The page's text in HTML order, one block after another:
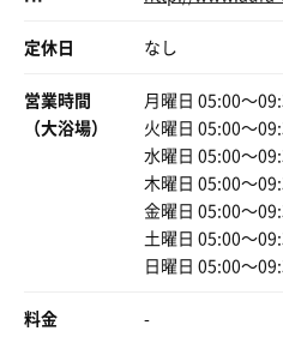
定休日 なし
営業時間
（大浴場）
月曜日 05:00〜
火曜日 05:00〜
水曜日 05:00〜
木曜日 05:00〜
金曜日 05:00〜
土曜日 05:00〜
日曜日 05:00〜
料金 -